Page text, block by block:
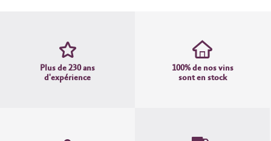
Plus de 230 ans
d'expérience
100% de nos vins
sont en stock